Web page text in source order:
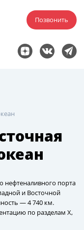
Позвонить
нефтеналивного порта
и Восточной
— 4 740 км.
по разделам Х,